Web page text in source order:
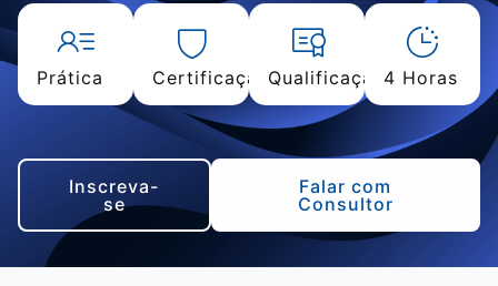
Prática CertificaçãoQualificação4 Horas
Inscreva-
se
Falar com
Consultor